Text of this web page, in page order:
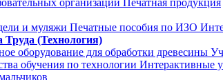
организаций Печатная продукция
и муляжи Печатные пособия по ИЗО
Труда (Технология)
оборудование для обработки древесины
обучения по технологии Интерактивные